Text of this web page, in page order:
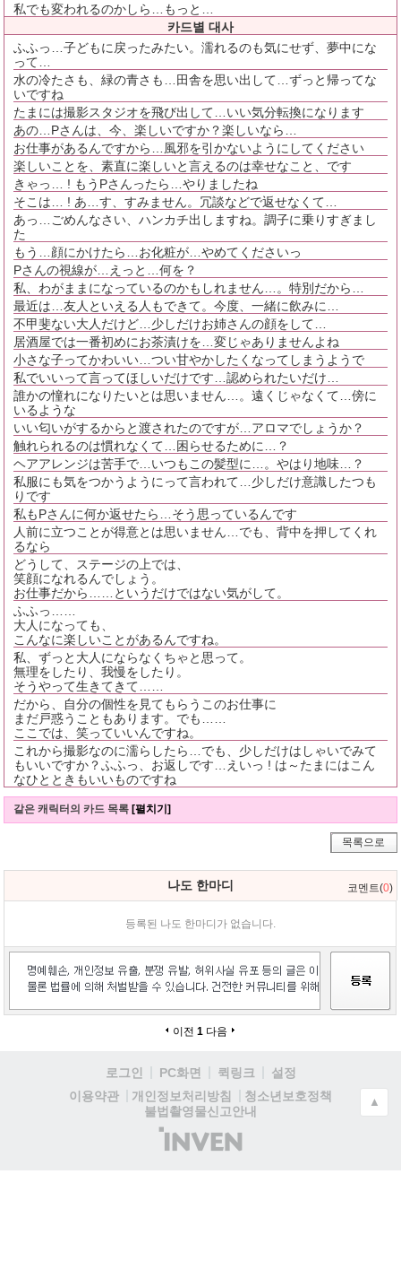
私でも変われるのかしら…もっと…
카드별 대사
ふふっ…子どもに戻ったみたい。濡れるのも気にせず、夢中にな
って…
水の冷たさも、緑の青さも…田舎を思い出して…ずっと帰ってな
いですね
たまには撮影スタジオを飛び出して…いい気分転換になります
あの…Pさんは、今、楽しいですか？楽しいなら…
お仕事があるんですから…風邪を引かないようにしてください
楽しいことを、素直に楽しいと言えるのは幸せなこと、です
きゃっ… ! もうPさんったら…やりましたね
そこは… ! あ…す、すみません。冗談などで返せなくて…
あっ…ごめんなさい、ハンカチ出しますね。調子に乗りすぎまし
た
もう…顔にかけたら…お化粧が…やめてくださいっ
Pさんの視線が…えっと…何を？
私、わがままになっているのかもしれません…。特別だから…
最近は…友人といえる人もできて。今度、一緒に飲みに…
不甲斐ない大人だけど…少しだけお姉さんの顔をして…
居酒屋では一番初めにお茶漬けを…変じゃありませんよね
小さな子ってかわいい…つい甘やかしたくなってしまうようで
私でいいって言ってほしいだけです…認められたいだけ…
誰かの憧れになりたいとは思いません…。遠くじゃなくて…傍に
いるような
いい匂いがするからと渡されたのですが…アロマでしょうか？
触れられるのは慣れなくて…困らせるために…？
ヘアアレンジは苦手で…いつもこの髪型に…。やはり地味…？
私服にも気をつかうようにって言われて…少しだけ意識したつも
りです
私もPさんに何か返せたら…そう思っているんです
人前に立つことが得意とは思いません…でも、背中を押してくれ
るなら
どうして、ステージの上では、
笑顔になれるんでしょう。
お仕事だから……というだけではない気がして。
ふふっ……
大人になっても、
こんなに楽しいことがあるんですね。
私、ずっと大人にならなくちゃと思って。
無理をしたり、我慢をしたり。
そうやって生きてきて……
だから、自分の個性を見てもらうこのお仕事に
まだ戸惑うこともあります。でも……
ここでは、笑っていいんですね。
これから撮影なのに濡らしたら…でも、少しだけはしゃいでみて
もいいですか？ふふっ、お返しです…えいっ ! は～たまにはこん
なひとときもいいものですね
같은 캐릭터의 카드 목록[펼치기]
목록으로
나도 한마디 코멘트(0)
등록된 나도 한마디가 없습니다.
이전 1 다음
로그인 PC화면 퀵링크
설정
이용약관
개인정보처리방침
청소년보호정책
불법촬영물신고안내
(주)
인
▲